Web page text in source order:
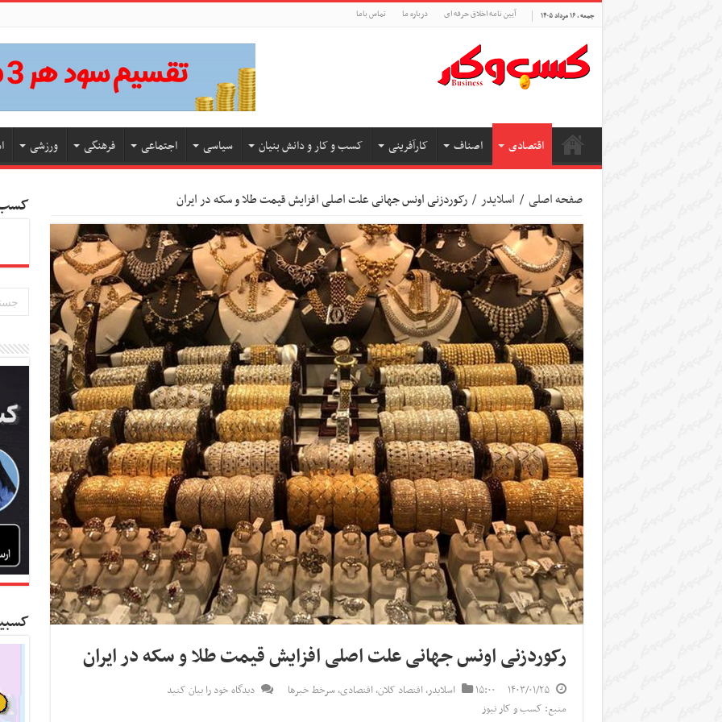
جمعه , ۱۶ مرداد ۱۴۰۵ آیین نامه اخلاق حرفه ای درباره ما تماس باما
اقتصادی اصناف کارآفرینی کسب و کار و دانش بنیان سیاسی اجتماعی فرهنگی ورزشی
صفحه اصلی / اسلایدر / رکوردزنی اونس جهانی علت اصلی افزایش قیمت طلا و سکه در ایران
رکوردزنی اونس جهانی علت اصلی افزایش قیمت طلا و سکه در ایران
۱۴۰۳/۰۱/۲۵ ۱۵:۰۰ اسلایدر,اقتصاد کلان,اقتصادی,سرخط خبرها
دیدگاه خود را بیان کنید
منبع: کسب و کار نیوز
کسب